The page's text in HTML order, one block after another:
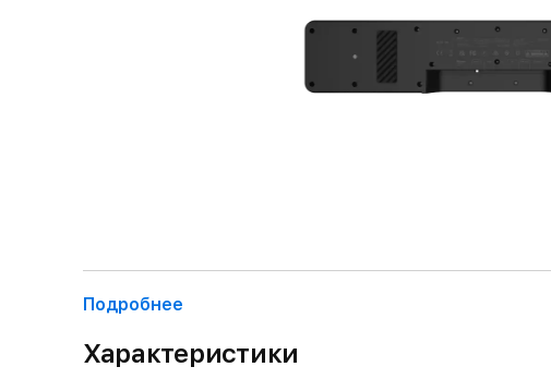
Подробнее
Характеристики